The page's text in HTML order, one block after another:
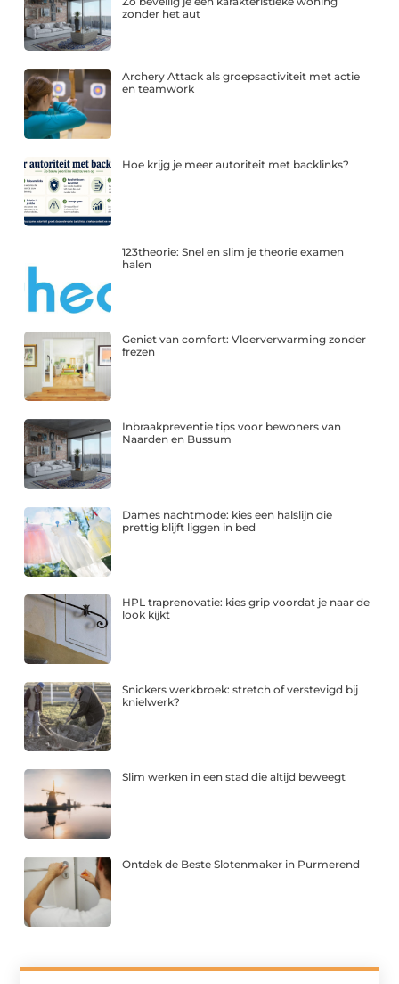
zonder het aut
Archery Attack als groepsactiviteit met actie
en teamwork
Hoe krijg je meer autoriteit met backlinks?
123theorie: Snel en slim je theorie examen
halen
Geniet van comfort: Vloerverwarming zonder
frezen
Inbraakpreventie tips voor bewoners van
Naarden en Bussum
Dames nachtmode: kies een halslijn die
prettig blijft liggen in bed
HPL traprenovatie: kies grip voordat je naar de
look kijkt
Snickers werkbroek: stretch of verstevigd bij
knielwerk?
Slim werken in een stad die altijd beweegt
Ontdek de Beste Slotenmaker in Purmerend